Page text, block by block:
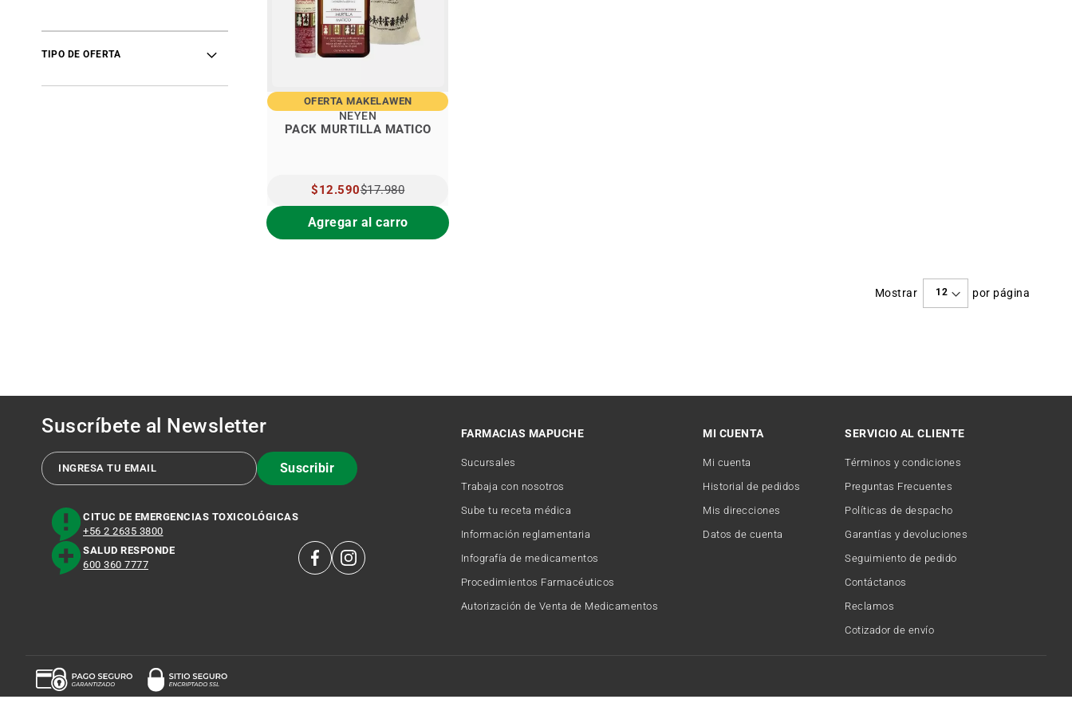
OFERTA MAKELAWEN
PACK MURTILLA MATICO
NEYEN
PRECIO
ESPECIAL
$12.590$17.980
Agregar al carro
Mostrar por página
TIPO DE OFERTA
Suscríbete al Newsletter
Suscribir
CITUC DE EMERGENCIAS TOXICOLÓGICAS
+56 2 2635 3800
SALUD RESPONDE
600 360 7777
FARMACIAS MAPUCHE
Sucursales
Trabaja con nosotros
Sube tu receta médica
Información reglamentaria
Infografía de medicamentos
Procedimientos Farmacéuticos
Autorización de Venta de Medicamentos
MI CUENTA
Mi cuenta
Historial de pedidos
Mis direcciones
Datos de cuenta
SERVICIO AL CLIENTE
Términos y condiciones
Preguntas Frecuentes
Políticas de despacho
Garantías y devoluciones
Seguimiento de pedido
Contáctanos
Reclamos
Cotizador de envío